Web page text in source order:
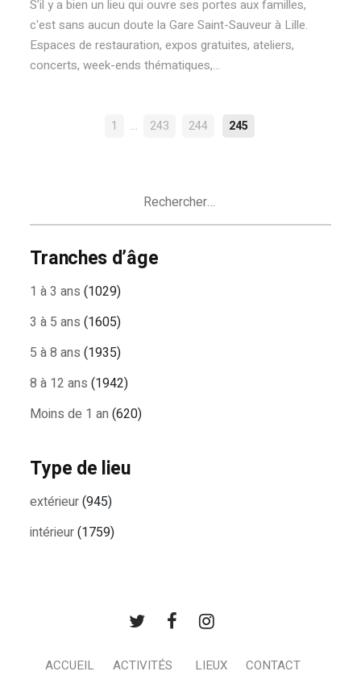
S'il y a bien un lieu qui ouvre ses portes aux familles,
c'est sans aucun doute la Gare Saint-Sauveur à Lille.
Espaces de restauration, expos gratuites, ateliers,
concerts, week-ends thématiques,...
NAVIGATION
1 … 243 244 245
Tranches d’âge
1 à 3 ans (1029)
3 à 5 ans (1605)
5 à 8 ans (1935)
8 à 12 ans (1942)
Moins de 1 an (620)
Type de lieu
extérieur(945)
intérieur(1759)
ACCUEIL ACTIVITÉS LIEUX CONTACT